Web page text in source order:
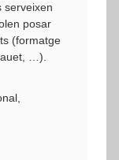
serveixen
posar
(formatge
…).